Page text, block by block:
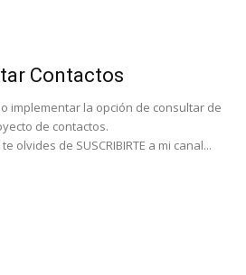
Contactos
implementar la opción de consultar de
de contactos.
olvides de SUSCRIBIRTE a mi canal...